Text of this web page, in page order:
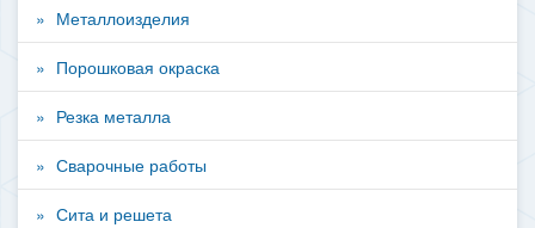
Металлоизделия
Порошковая окраска
Резка металла
Сварочные работы
Сита и решета